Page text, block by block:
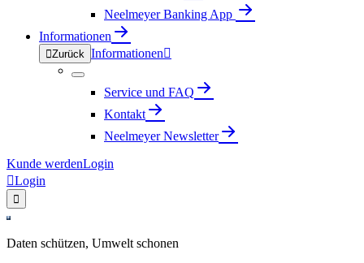
Neelmeyer Banking App
Informationen
Zurück Informationen
Service und FAQ
Kontakt
Neelmeyer Newsletter
Kunde werdenLogin
Login

Daten schützen, Umwelt schonen